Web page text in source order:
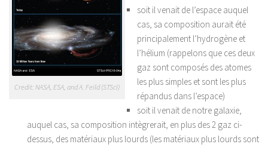
Credit: NASA, ESA, and A. Feild (STScI)
soit il venait de l’espace auquel
cas, sa composition aurait été
principalement l’hydrogène et
l’hélium (rappelons que ces deux
gaz sont composés des atomes
les plus simples et sont les plus
répandus dans l’espace)
soit il venait de notre galaxie,
auquel cas, sa composition intègrerait, en plus des 2 gaz ci-
dessus, des matériaux plus lourds (les matériaux plus lourds sont